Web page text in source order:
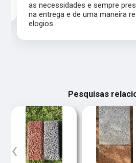
as necessidades e sempre
na entrega e de uma maneira
elogios.
Pesquisas
‹